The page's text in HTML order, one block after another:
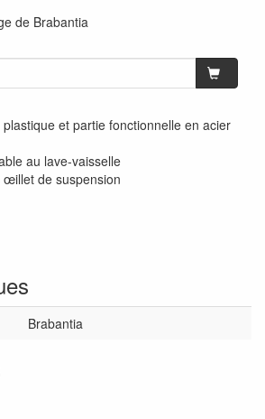
de Brabantia
et partie fonctionnelle en acier
au lave-vaisselle
de suspension
Brabantia